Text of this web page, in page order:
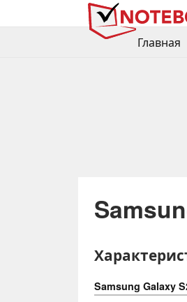
Главная
Samsung Galaxy